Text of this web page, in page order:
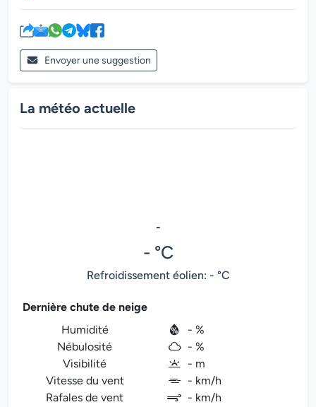
Envoyer une suggestion
La météo actuelle
-
- °C
Refroidissement éolien: - °C
Dernière chute de neige
Humidité
- %
Nébulosité
- %
Visibilité
- m
Vitesse du vent
- km/h
Rafales de vent
- km/h